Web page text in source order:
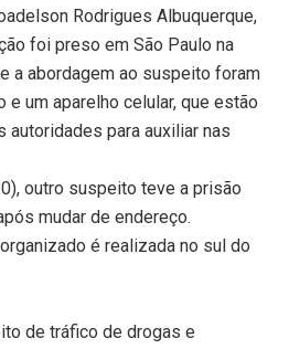
Rodrigues Albuquerque,
foi preso em São Paulo na
a abordagem ao suspeito foram
e um aparelho celular, que estão
autoridades para auxiliar nas
outro suspeito teve a prisão
mudar de endereço.
é realizada no sul do
de tráfico de drogas e